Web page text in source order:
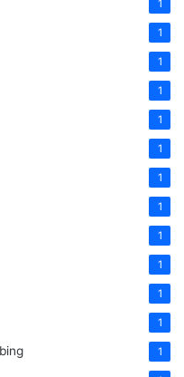
1
1
1
1
1
1
1
1
1
1
1
1
1